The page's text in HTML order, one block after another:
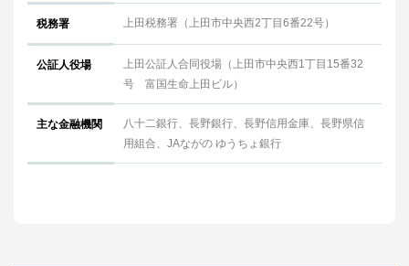
税務署 上田税務署（上田市中央西2丁目6番22号）
公証人役場
上田公証人合同役場（上田市中央西1丁目15番32
号 富国生命上田ビル）
主な金融機関
八十二銀行、長野銀行、長野信用金庫、長野県信
用組合、JAながの ゆうちょ銀行